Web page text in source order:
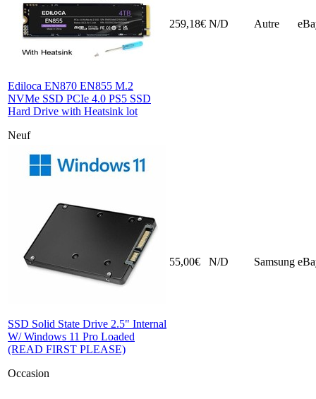
Ediloca EN870 EN855 M.2
NVMe SSD PCIe 4.0 PS5 SSD
Hard Drive with Heatsink lot
Neuf
259,18€ N/D Autre
SSD Solid State Drive 2.5" Internal
W/ Windows 11 Pro Loaded
(READ FIRST PLEASE)
Occasion
55,00€ N/D Samsung